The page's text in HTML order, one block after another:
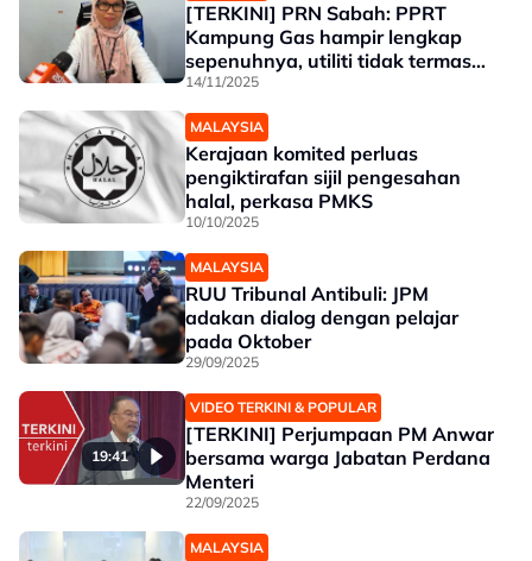
[TERKINI] PRN Sabah: PPRT
Kampung Gas hampir lengkap
sepenuhnya, utiliti tidak termasuk
skop projek
14/11/2025
MALAYSIA
Kerajaan komited perluas
pengiktirafan sijil pengesahan
halal, perkasa PMKS
10/10/2025
MALAYSIA
RUU Tribunal Antibuli: JPM
adakan dialog dengan pelajar
pada Oktober
29/09/2025
19:41
VIDEO TERKINI & POPULAR
[TERKINI] Perjumpaan PM Anwar
bersama warga Jabatan Perdana
Menteri
22/09/2025
MALAYSIA